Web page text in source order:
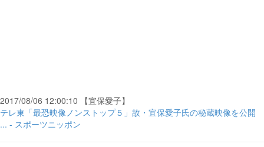
2017/08/06 12:00:10 【宜保愛子】
テレ東「最恐映像ノンストップ５」故・宜保愛子氏の秘蔵映像を公開
... - スポーツニッポン